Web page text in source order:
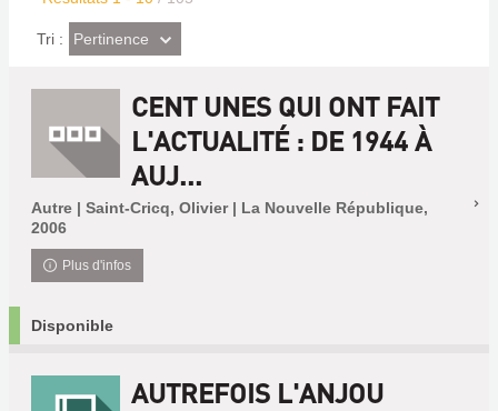
Tri : (Effet
imédiat)
Pertinence
CENT UNES QUI ONT FAIT
L'ACTUALITÉ : DE 1944 À
AUJ...
Autre | Saint-Cricq, Olivier | La Nouvelle République,
2006
Plus d'infos
Disponible
AUTREFOIS L'ANJOU